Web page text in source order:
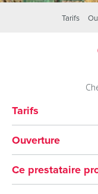
Tarifs
Tarifs
Gratuit.
Ouverture
Toute l'année.
En fonction de
Ce prestataire